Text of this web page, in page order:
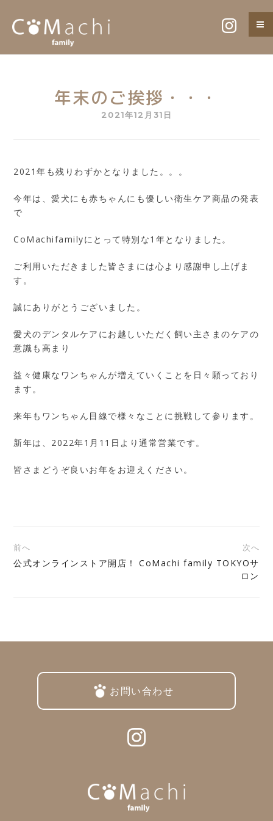
content
CoMachi family
年末のご挨拶・・・
2021年12月31日
2021年も残りわずかとなりました。。。
今年は、愛犬にも赤ちゃんにも優しい衛生ケア商品の発表
で
CoMachifamilyにとって特別な1年となりました。
ご利用いただきました皆さまには心より感謝申し上げま
す。
誠にありがとうございました。
愛犬のデンタルケアにお越しいただく飼い主さまのケアの
意識も高まり
益々健康なワンちゃんが増えていくことを日々願っており
ます。
来年もワンちゃん目線で様々なことに挑戦して参ります。
新年は、2022年1月11日より通常営業です。
皆さまどうぞ良いお年をお迎えください。
投
ビ
前へ
公式オンラインストア開店！
次へ
CoMachi family TOKYOサ
ロン
お問い合わせ